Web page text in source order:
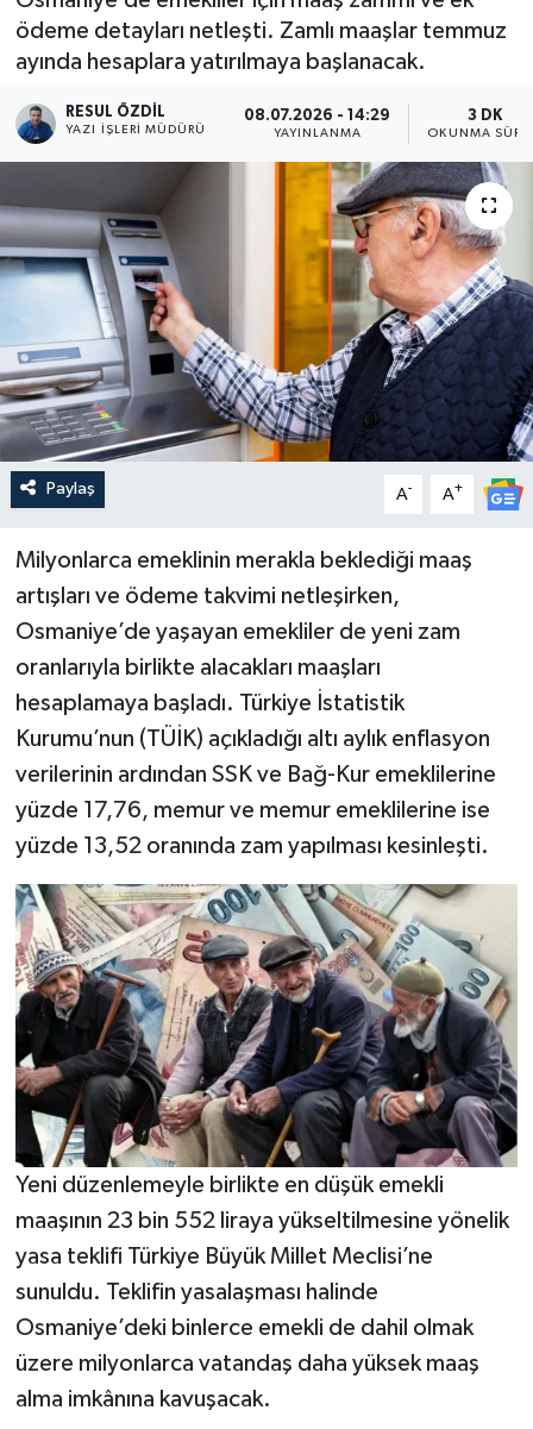
ödeme detayları netleşti. Zamlı maaşlar temmuz
ayında hesaplara yatırılmaya başlanacak.
RESUL ÖZDIL
YAZI İŞLERI MÜDÜRÜ
08.07.2026 - 14:29
YAYINLANMA
3 DK
OKUNMA
Paylaş A- A+
Milyonlarca emeklinin merakla beklediği maaş
artışları ve ödeme takvimi netleşirken,
Osmaniye’de yaşayan emekliler de yeni zam
oranlarıyla birlikte alacakları maaşları
hesaplamaya başladı. Türkiye İstatistik
Kurumu’nun (TÜİK) açıkladığı altı aylık enflasyon
verilerinin ardından SSK ve Bağ-Kur emeklilerine
yüzde 17,76, memur ve memur emeklilerine ise
yüzde 13,52 oranında zam yapılması kesinleşti.
Yeni düzenlemeyle birlikte en düşük emekli
maaşının 23 bin 552 liraya yükseltilmesine yönelik
yasa teklifi Türkiye Büyük Millet Meclisi’ne
sunuldu. Teklifin yasalaşması halinde
Osmaniye’deki binlerce emekli de dahil olmak
üzere milyonlarca vatandaş daha yüksek maaş
alma imkânına kavuşacak.